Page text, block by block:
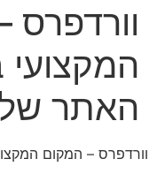
וורדפרס
המקצועי
האתר
וורדפרס – המקום